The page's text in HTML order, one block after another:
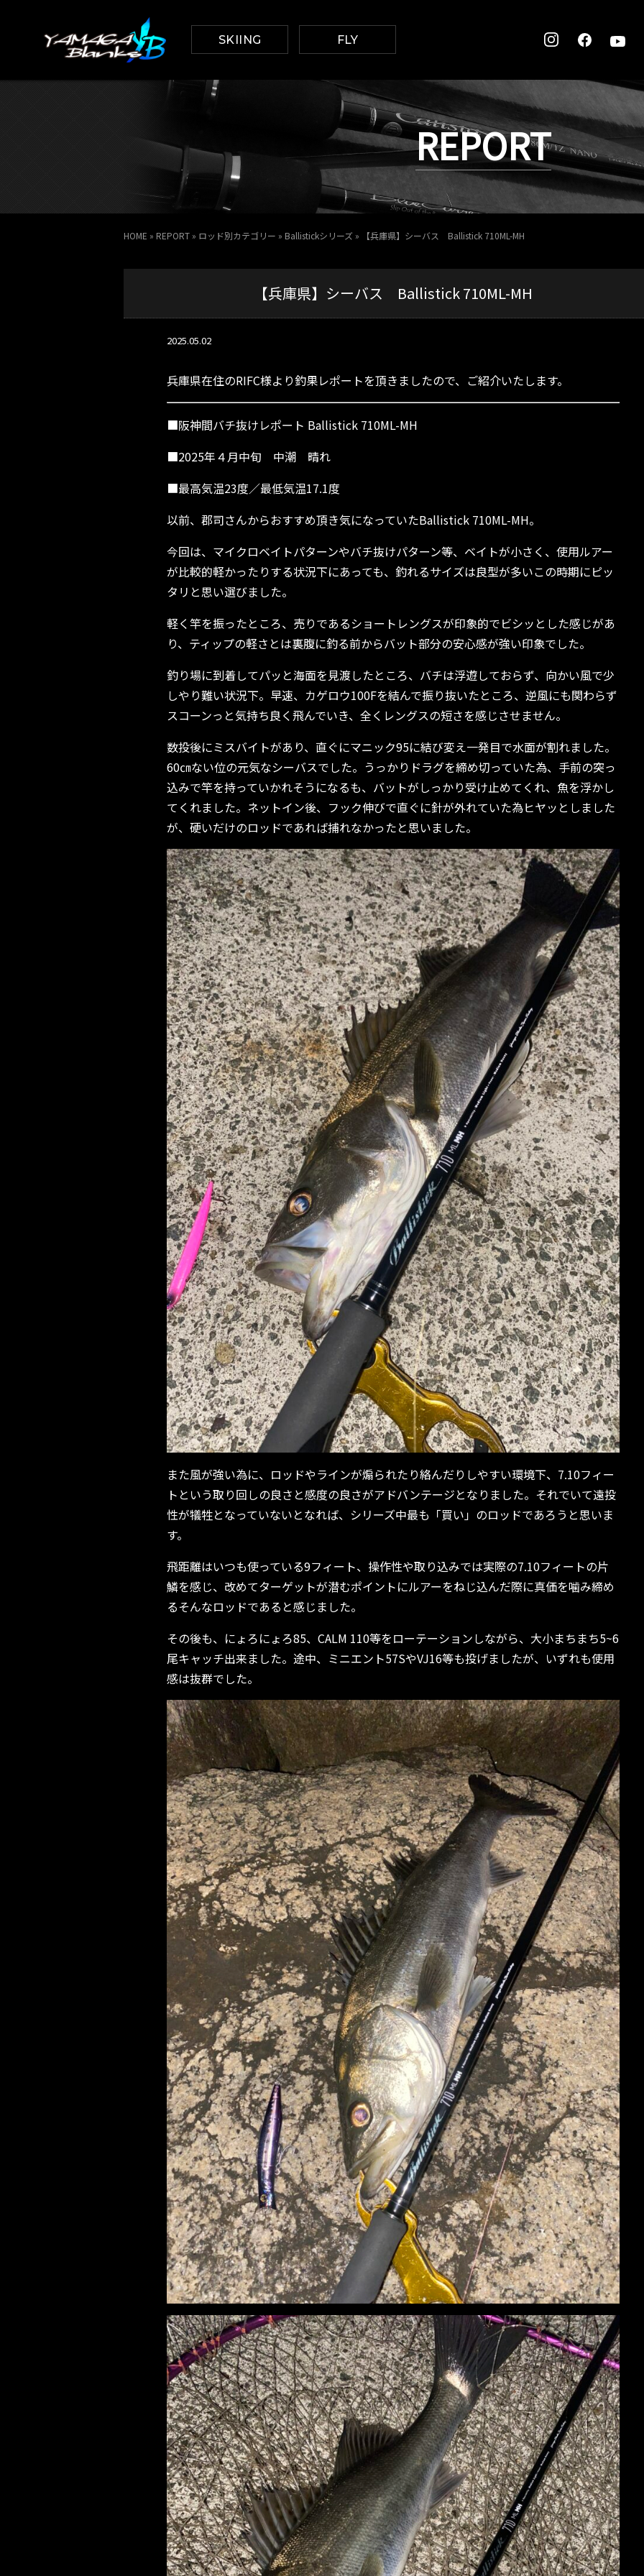
SKIING FLY
REPORT
HOME » REPORT » ロッド別カテゴリー » Ballistickシリーズ » 【兵庫県】シーバス Ballistick 710ML-MH
【兵庫県】シーバス Ballistick 710ML-MH
2025.05.02
兵庫県在住のRIFC様より釣果レポートを頂きましたので、ご紹介いたします。
■阪神間バチ抜けレポート Ballistick 710ML-MH
■2025年４月中旬 中潮 晴れ
■最高気温23度／最低気温17.1度
以前、郡司さんからおすすめ頂き気になっていたBallistick 710ML-MH。
今回は、マイクロベイトパターンやバチ抜けパターン等、ベイトが小さく、使用ルアー
が比較的軽かったりする状況下にあっても、釣れるサイズは良型が多いこの時期にピッ
タリと思い選びました。
軽く竿を振ったところ、売りであるショートレングスが印象的でビシッとした感じがあ
り、ティップの軽さとは裏腹に釣る前からバット部分の安心感が強い印象でした。
釣り場に到着してパッと海面を見渡したところ、バチは浮遊しておらず、向かい風で少
しやり難い状況下。早速、カゲロウ100Fを結んで振り抜いたところ、逆風にも関わらず
スコーンっと気持ち良く飛んでいき、全くレングスの短さを感じさせません。
数投後にミスバイトがあり、直ぐにマニック95に結び変え一発目で水面が割れました。
60㎝ない位の元気なシーバスでした。うっかりドラグを締め切っていた為、手前の突っ
込みで竿を持っていかれそうになるも、バットがしっかり受け止めてくれ、魚を浮かし
てくれました。ネットイン後、フック伸びで直ぐに針が外れていた為ヒヤッとしました
が、硬いだけのロッドであれば捕れなかったと思いました。
また風が強い為に、ロッドやラインが煽られたり絡んだりしやすい環境下、7.10フィー
トという取り回しの良さと感度の良さがアドバンテージとなりました。それでいて遠投
性が犠牲となっていないとなれば、シリーズ中最も「買い」のロッドであろうと思いま
す。
飛距離はいつも使っている9フィート、操作性や取り込みでは実際の7.10フィートの片
鱗を感じ、改めてターゲットが潜むポイントにルアーをねじ込んだ際に真価を噛み締め
るそんなロッドであると感じました。
その後も、にょろにょろ85、CALM 110等をローテーションしながら、大小まちまち5~6
尾キャッチ出来ました。途中、ミニエント57SやVJ16等も投げましたが、いずれも使用
感は抜群でした。